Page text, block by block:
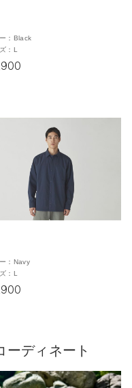
： Black
： L
： Navy
： L
ーディネート